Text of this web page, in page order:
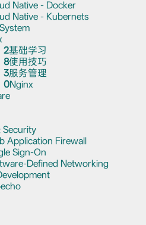
Native - Docker
Native - Kubernets
2基础学习
8使用技巧
3服务管理
0Nginx
Application Firewall
Sign-On
Defined Networking